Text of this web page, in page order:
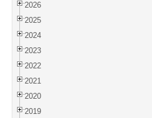
2026
2025
2024
2023
2022
2021
2020
2019